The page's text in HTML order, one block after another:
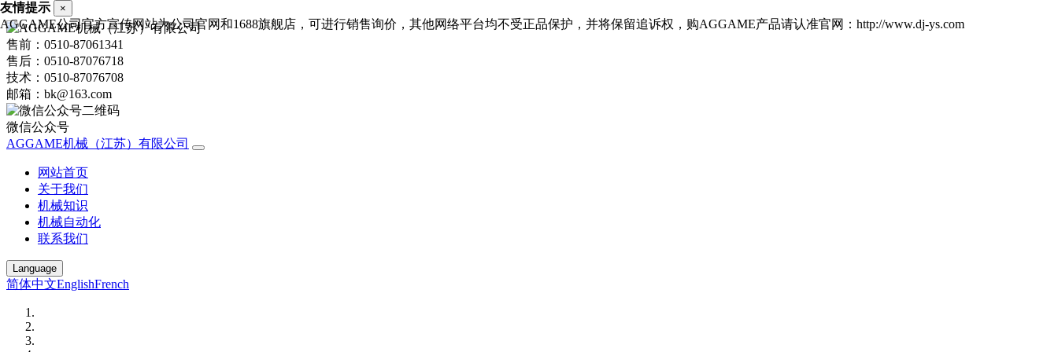
售前：0510-87061341
售后：0510-87076718
技术：0510-87076708
邮箱：bk@163.com
微信公众号
AGGAME机械（江苏）有限公司
网站首页
关于我们
机械知识
机械自动化
联系我们
Language
简体中文EnglishFrench
友情提示 ×
AGGAME公司官方宣传网站为公司官网和1688旗舰店，可进行销售询价，其他网络平台均不受正品保护，并将保留追诉权，购AGGAME产品请认准官网：http://www.dj-ys.com